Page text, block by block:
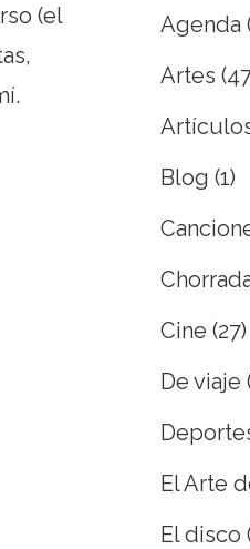
(el
Agenda
Artes
Blog (1)
Cine (27)
De viaje
El Arte
El disco